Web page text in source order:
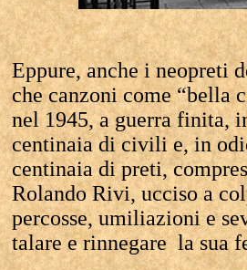
Eppure, anche i neopreti
che canzoni come “bella
nel 1945, a guerra finita,
centinaia di civili e, in
centinaia di preti,
Rolando Rivi, ucciso a
percosse, umiliazioni e
talare e rinnegare la sua